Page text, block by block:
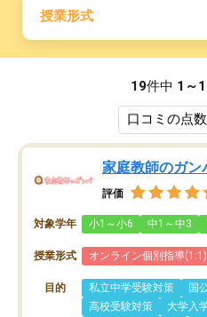
授業形式
19件中 1～
家庭教師のガン
評価
対象学年 小1～小6 中1～中3
授業形式 オンライン個別指導(1:1)
目的 私立中学受験対策
国
高校受験対策
大学入